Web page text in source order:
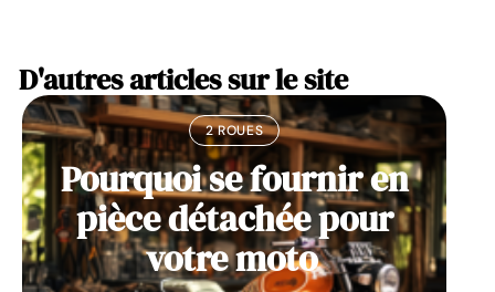
D'autres articles sur le site
2 ROUES
Pourquoi se fournir en
pièce détachée pour
votre moto